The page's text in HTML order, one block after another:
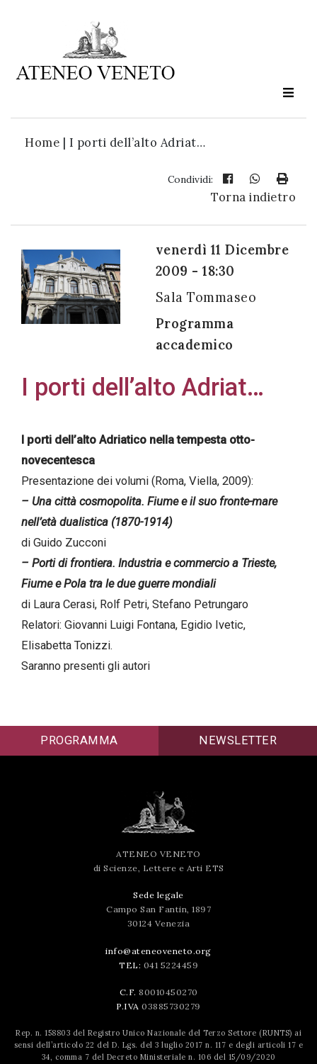
Home | I porti dell’alto Adriat…
Condividi:
Torna indietro
venerdì 11 Dicembre
2009 - 18:30
Sala Tommaseo
Programma
accademico
I porti dell’alto Adriat…
I porti dell’alto Adriatico nella tempesta otto-
novecentesca
Presentazione dei volumi (Roma, Viella, 2009):
– Una città cosmopolita. Fiume e il suo fronte-mare
nell’età dualistica (1870-1914)
di Guido Zucconi
– Porti di frontiera. Industria e commercio a Trieste,
Fiume e Pola tra le due guerre mondiali
di Laura Cerasi, Rolf Petri, Stefano Petrungaro
Relatori: Giovanni Luigi Fontana, Egidio Ivetic,
Elisabetta Tonizzi.
Saranno presenti gli autori
Ateneo
è
cultura
newsletter:
Acconsento
miei dati
personali in
accordo
con il
decreto
legislativo
196/03
PROGRAMMA NEWSLETTER
ATENEO VENETO
di Scienze, Lettere e Arti ETS
Sede legale
Campo San Fantin, 1897
30124 Venezia
info@ateneoveneto.org
TEL: 041 5224459
C.F. 80010450270
P.IVA 03885730279
Rep. n. 158803 del Registro Unico Nazionale del Terzo Settore (RUNTS) ai
sensi dell’articolo 22 del D. Lgs. del 3 luglio 2017 n. 117 e degli articoli 17 e
34, comma 7 del Decreto Ministeriale n. 106 del 15/09/2020